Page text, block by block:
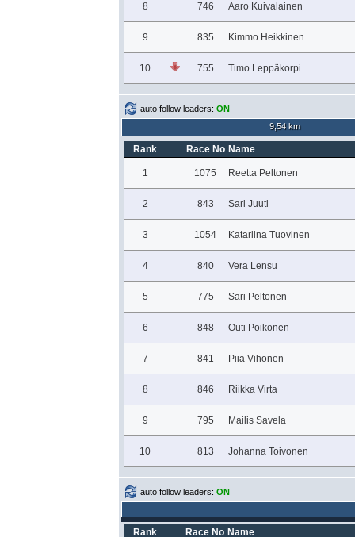
8 746 Aaro Kuivalainen
9 835 Kimmo Heikkinen
10 755 Timo Leppäkorpi
auto follow leaders: ON
9,54 km
Rank Race No Name
1 1075 Reetta Peltonen
2 843 Sari Juuti
3 1054 Katariina Tuovinen
4 840 Vera Lensu
5 775 Sari Peltonen
6 848 Outi Poikonen
7 841 Piia Vihonen
8 846 Riikka Virta
9 795 Mailis Savela
10 813 Johanna Toivonen
auto follow leaders: ON
Rank Race No Name